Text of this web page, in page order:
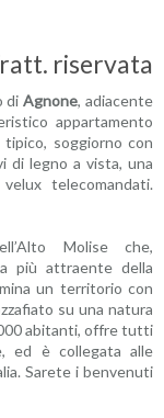
riservata
diAgnone, adiacente
appartamento
soggiorno con
legno a vista, una
telecomandati.
Molise che,
più attraente della
un territorio con
su una natura
abitanti, offre tutti
ed è collegata alle
Sarete i benvenuti